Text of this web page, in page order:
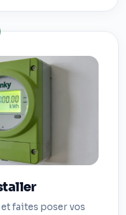
faites poser vos